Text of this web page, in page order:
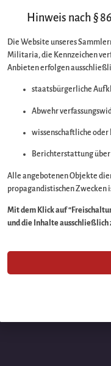
bitte
Hinweis nach §
Die Website unseres
Militaria, die Kennzeichen
Anbieten erfolgen
staatsbürgerliche
Abwehr
wissenschaftliche oder
Berichterstattung über
Alle angebotenen Objekte
propagandistischen Zwecken
Mit dem Klick auf
und die Inhalte ausschließlich